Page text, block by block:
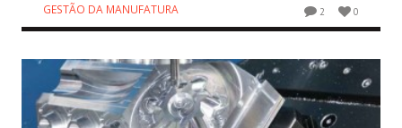
GESTÃO DA MANUFATURA 2 0